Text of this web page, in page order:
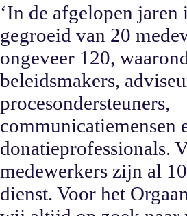
‘In de afgelopen jaren
gegroeid van 20
ongeveer 120,
beleidsmakers,
procesondersteuners,
communicatiemensen
donatieprofessionals.
medewerkers zijn al
dienst. Voor het